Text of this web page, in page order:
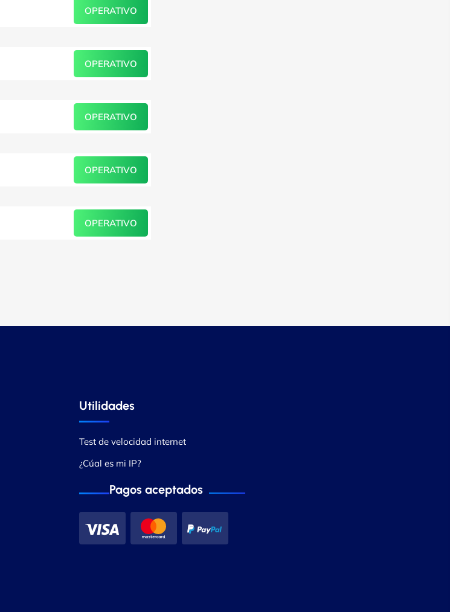
OPERATIVO
OPERATIVO
OPERATIVO
OPERATIVO
OPERATIVO
Utilidades
Test de velocidad internet
¿Cúal es mi IP?
Pagos aceptados